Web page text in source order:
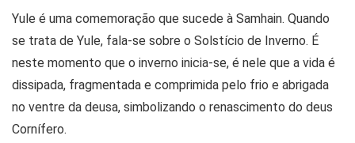
Yule é uma comemoração que sucede à Samhain. Quando
se trata de Yule, fala-se sobre o Solstício de Inverno. É
neste momento que o inverno inicia-se, é nele que a vida é
dissipada, fragmentada e comprimida pelo frio e abrigada
no ventre da deusa, simbolizando o renascimento do deus
Cornífero.